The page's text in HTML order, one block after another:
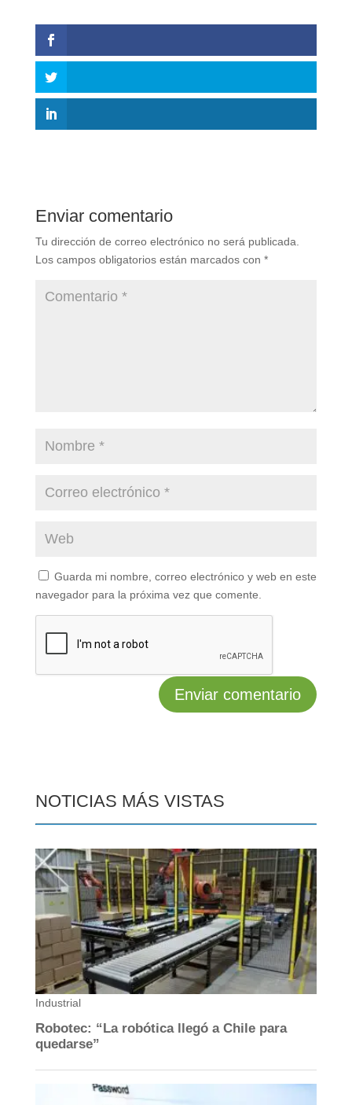
Enviar comentario
Tu dirección de correo electrónico no será publicada.
Los campos obligatorios están marcados con *
Guarda mi nombre, correo electrónico y web en este
navegador para la próxima vez que comente.
NOTICIAS MÁS VISTAS